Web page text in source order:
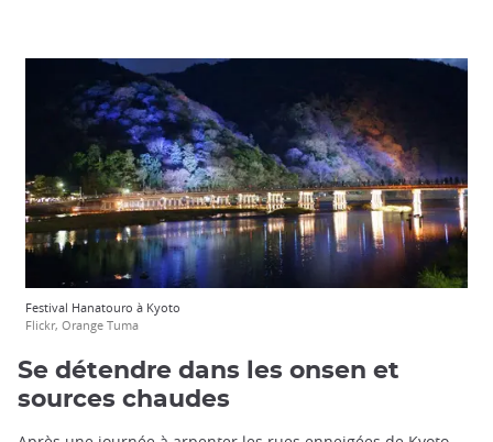
Festival Hanatouro à Kyoto
Flickr, Orange Tuma
Se détendre dans les onsen et
sources chaudes